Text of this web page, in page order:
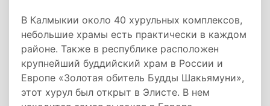
В Калмыкии около 40 хурульных комплексов,
небольшие храмы есть практически в каждом
районе. Также в республике расположен
крупнейший буддийский храм в России и
Европе «Золотая обитель Будды Шакьямуни»,
этот хурул был открыт в Элисте. В нем